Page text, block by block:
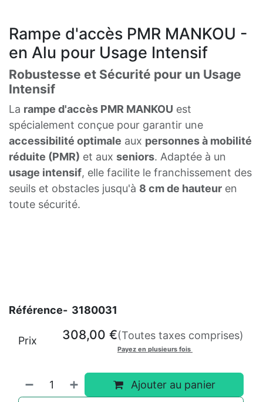
Rampe d'accès PMR MANKOU -
en Alu pour Usage Intensif
Robustesse et Sécurité pour un Usage
Intensif
La rampe d'accès PMR MANKOU est
spécialement conçue pour garantir une
accessibilité optimale aux personnes à mobilité
réduite (PMR) et aux seniors. Adaptée à un
usage intensif, elle facilite le franchissement des
seuils et obstacles jusqu'à 8 cm de hauteur en
toute sécurité.
Référence- 3180031
Ajouter au panier
Prix 308,00 €(Toutes taxes comprises)
Payez en plusieurs fois